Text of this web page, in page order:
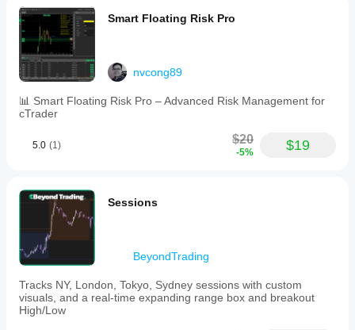
Smart Floating Risk Pro
nvcong89
📊 Smart Floating Risk Pro – Advanced Risk Management for
cTrader
5.0 (1) $20
-5% $19
Sessions
BeyondTrading
Tracks NY, London, Tokyo, Sydney sessions with custom
visuals, and a real-time expanding range box and breakout
High/Low